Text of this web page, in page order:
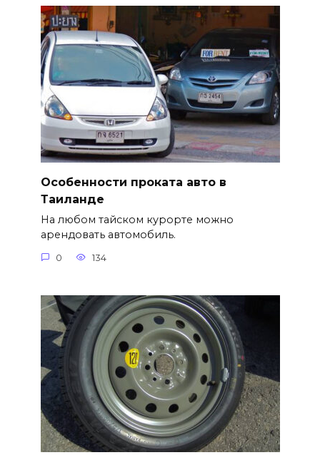
Особенности проката авто в
Таиланде
На любом тайском курорте можно
арендовать автомобиль.
0 134